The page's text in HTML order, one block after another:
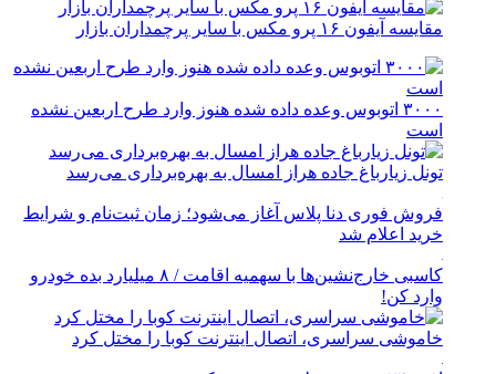
مقایسه آیفون ۱۶ پرو مکس با سایر پرچمداران بازار
۳۰۰۰ اتوبوس وعده داده شده هنوز وارد طرح اربعین نشده
است
تونل زیارباغ جاده هراز امسال به بهره‌برداری می‌رسد
فروش فوری دنا پلاس آغاز می‌شود؛ زمان ثبت‌نام و شرایط
خرید اعلام شد
کاسبی خارج‌نشین‌ها با سهمیه اقامت / ۸ میلیارد بده خودرو
وارد کن!
خاموشی سراسری، اتصال اینترنت کوبا را مختل کرد